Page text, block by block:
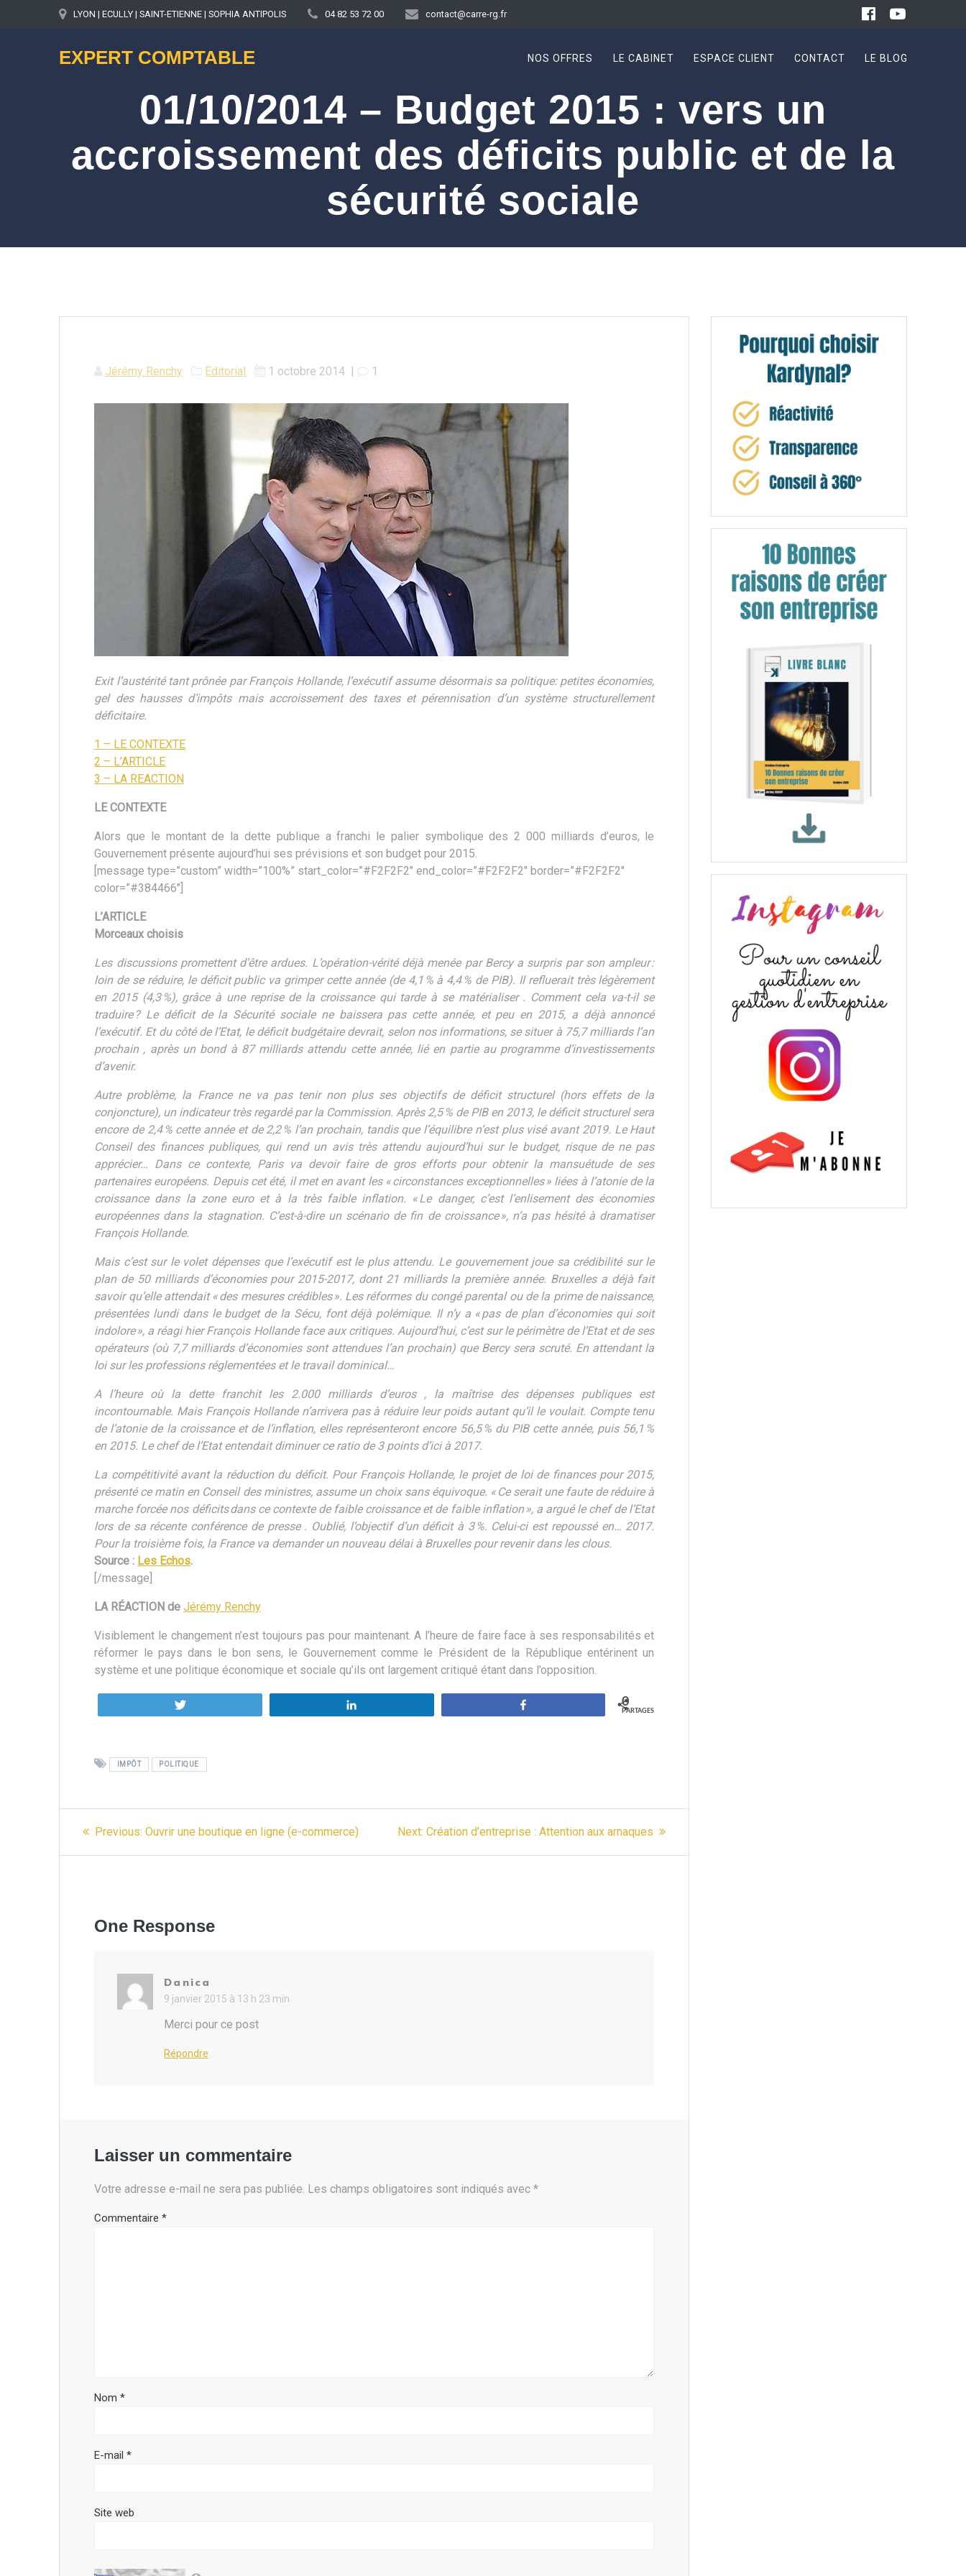
LYON | ECULLY | SAINT-ETIENNE | SOPHIA ANTIPOLIS 04 82 53 72 00 contact@carre-rg.fr
EXPERT COMPTABLE NOS OFFRES LE CABINET ESPACE CLIENT CONTACT LE BLOG
01/10/2014 – Budget 2015 : vers un
accroissement des déficits public et de la
sécurité sociale
Jérémy Renchy Editorial 1 octobre 2014 | 1
Exit l’austérité tant prônée par François Hollande, l’exécutif assume désormais sa politique: petites économies,
gel des hausses d’impôts mais accroissement des taxes et pérennisation d’un système structurellement
déficitaire.
1 – LE CONTEXTE
2 – L’ARTICLE
3 – LA REACTION
LE CONTEXTE
Alors que le montant de la dette publique a franchi le palier symbolique des 2 000 milliards d’euros, le
Gouvernement présente aujourd’hui ses prévisions et son budget pour 2015.
[message type=”custom” width=”100%” start_color=”#F2F2F2″ end_color=”#F2F2F2″ border=”#F2F2F2″
color=”#384466″]
L’ARTICLE
Morceaux choisis
Les discussions promettent d’être ardues. L’opération-vérité déjà menée par Bercy a surpris par son ampleur :
loin de se réduire, le déficit public va grimper cette année (de 4,1 % à 4,4 % de PIB). Il refluerait très légèrement
en 2015 (4,3 %), grâce à une reprise de la croissance qui tarde à se matérialiser . Comment cela va-t-il se
traduire ? Le déficit de la Sécurité sociale ne baissera pas cette année, et peu en 2015, a déjà annoncé
l’exécutif. Et du côté de l’Etat, le déficit budgétaire devrait, selon nos informations, se situer à 75,7 milliards l’an
prochain , après un bond à 87 milliards attendu cette année, lié en partie au programme d’investissements
d’avenir.
Autre problème, la France ne va pas tenir non plus ses objectifs de déficit structurel (hors effets de la
conjoncture), un indicateur très regardé par la Commission. Après 2,5 % de PIB en 2013, le déficit structurel sera
encore de 2,4 % cette année et de 2,2 % l’an prochain, tandis que l’équilibre n’est plus visé avant 2019. Le Haut
Conseil des finances publiques, qui rend un avis très attendu aujourd’hui sur le budget, risque de ne pas
apprécier… Dans ce contexte, Paris va devoir faire de gros efforts pour obtenir la mansuétude de ses
partenaires européens. Depuis cet été, il met en avant les « circonstances exceptionnelles » liées à l’atonie de la
croissance dans la zone euro et à la très faible inflation. « Le danger, c’est l’enlisement des économies
européennes dans la stagnation. C’est-à-dire un scénario de fin de croissance », n’a pas hésité à dramatiser
François Hollande.
Mais c’est sur le volet dépenses que l’exécutif est le plus attendu. Le gouvernement joue sa crédibilité sur le
plan de 50 milliards d’économies pour 2015-2017, dont 21 milliards la première année. Bruxelles a déjà fait
savoir qu’elle attendait « des mesures crédibles ». Les réformes du congé parental ou de la prime de naissance,
présentées lundi dans le budget de la Sécu, font déjà polémique. Il n’y a « pas de plan d’économies qui soit
indolore », a réagi hier François Hollande face aux critiques. Aujourd’hui, c’est sur le périmètre de l’Etat et de ses
opérateurs (où 7,7 milliards d’économies sont attendues l’an prochain) que Bercy sera scruté. En attendant la
loi sur les professions réglementées et le travail dominical…
A l’heure où la dette franchit les 2.000 milliards d’euros , la maîtrise des dépenses publiques est
incontournable. Mais François Hollande n’arrivera pas à réduire leur poids autant qu’il le voulait. Compte tenu
de l’atonie de la croissance et de l’inflation, elles représenteront encore 56,5 % du PIB cette année, puis 56,1 %
en 2015. Le chef de l’Etat entendait diminuer ce ratio de 3 points d’ici à 2017.
La compétitivité avant la réduction du déficit. Pour François Hollande, le projet de loi de finances pour 2015,
présenté ce matin en Conseil des ministres, assume un choix sans équivoque. « Ce serait une faute de réduire à
marche forcée nos déficits dans ce contexte de faible croissance et de faible inflation », a argué le chef de l’Etat
lors de sa récente conférence de presse . Oublié, l’objectif d’un déficit à 3 %. Celui-ci est repoussé en… 2017.
Pour la troisième fois, la France va demander un nouveau délai à Bruxelles pour revenir dans les clous.
Source : Les Echos.
[/message]
LA RÉACTION deJérémy Renchy
Visiblement le changement n’est toujours pas pour maintenant. A l’heure de faire face à ses responsabilités et
réformer le pays dans le bon sens, le Gouvernement comme le Président de la République entérinent un
système et une politique économique et sociale qu’ils ont largement critiqué étant dans l’opposition.
0
PARTAGES
IMPÔT POLITIQUE
Navigation
de
Previous: Previous
Ouvrir une boutique en ligne (e-commerce) Next: Next
Création d’entreprise : Attention aux arnaques
One Response
Danica
9 janvier 2015 à 13 h 23 min
Merci pour ce post
Répondre
Laisser un commentaire
Votre adresse e-mail ne sera pas publiée. Les champs obligatoires sont indiqués avec*
Commentaire*
Nom*
E-mail*
Site web